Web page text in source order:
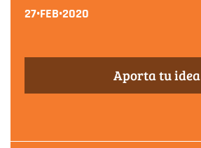
27•FEB•2020
Aporta tu idea